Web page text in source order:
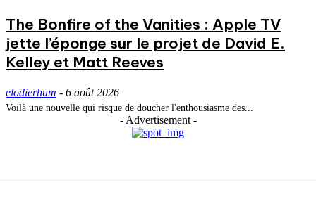
The Bonfire of the Vanities : Apple TV
jette l’éponge sur le projet de David E.
Kelley et Matt Reeves
elodierhum - 6 août 2026
Voilà une nouvelle qui risque de doucher l'enthousiasme des...
- Advertisement -